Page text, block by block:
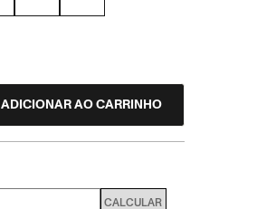
ADICIONAR AO CARRINHO
CALCULAR